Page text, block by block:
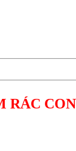
RÁC